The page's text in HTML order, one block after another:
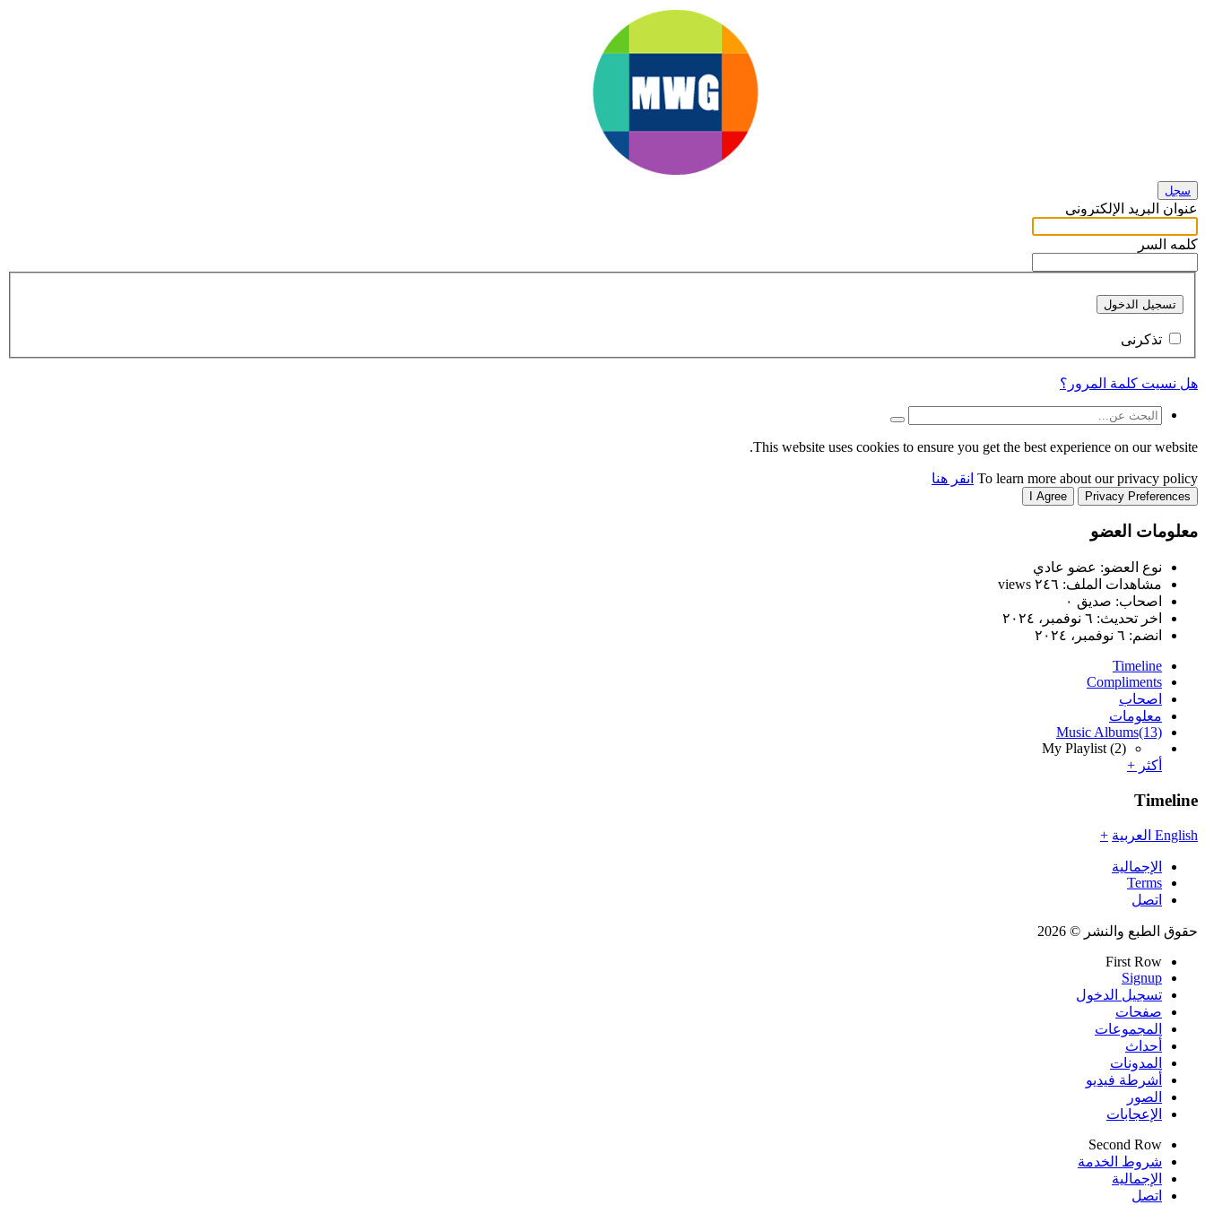
سجل
عنوان البريد الإلكتروني
كلمه السر
تسجيل الدخول
تذكرنى
هل نسيت كلمة المرور؟
This website uses cookies to ensure you get the best experience on our website.
To learn more about our privacy policy انقر هنا
Privacy Preferences
I Agree
معلومات العضو
نوع العضو: عضو عادي
مشاهدات الملف: ٢٤٦ views
اصحاب: صديق ٠
اخر تحديث: ٦ نوفمبر، ٢٠٢٤
انضم: ٦ نوفمبر، ٢٠٢٤
Timeline
Compliments
اصحاب
معلومات
Music Albums(13)
My Playlist (2)
أكثر +
Timeline
English العربية +
الإجمالية
Terms
اتصل
حقوق الطبع والنشر © 2026
First Row
Signup
تسجيل الدخول
صفحات
المجموعات
أحداث
المدونات
أشرطة فيديو
الصور
الإعجابات
Second Row
شروط الخدمة
الإجمالية
اتصل